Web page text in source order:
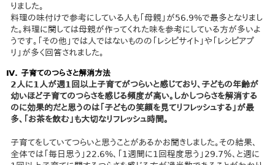
りました。
料理の味付けで参考にしている人も「母親」が56.9%で最多となりまし
た。料理に関しては母親が作ってくれた味を参考にしている方が多いよ
うです。「その他」では人ではないものの「レシピサイト」や「レシピアプ
リ」が多く回答されました。
Ⅳ. 子育てのつらさと解消方法
2人に1人が週1回以上子育てがつらいと感じており、子どもの年齢が
幼いほど子育てのつらさを感じる頻度が高い。しかしつらさを解消する
のに効果的だと思うのは「子どもの笑顔を見てリフレッシュする」が最
多、「お茶を飲む」も大切なリフレッシュ時間。
子育てをしていてつらいと思うことがあるかお聞きしました。その結果、
全体では「毎日思う」22.6%、「1週間に1回程度思う」29.7％、と週に